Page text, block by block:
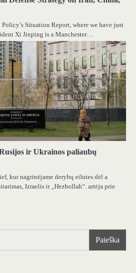
Situation Report, where we have just
Xi Jinping is a Manchester…
ir Ukrainos paliaubų
kur nagrinėjame derybų eilutes dėl a
Izraelis ir „Hezbollah“. artėja prie
Paieška